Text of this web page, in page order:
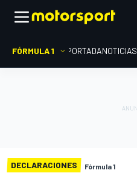
FÓRMULA 1 PORTADANOTICIAS
DECLARACIONES Fórmula 1